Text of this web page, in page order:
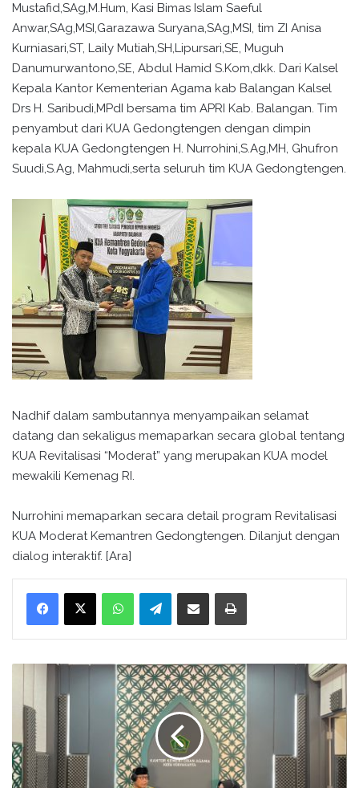
Mustafid,SAg,M.Hum, Kasi Bimas Islam Saeful
Anwar,SAg,MSI,Garazawa Suryana,SAg,MSI, tim ZI Anisa
Kurniasari,ST, Laily Mutiah,SH,Lipursari,SE, Muguh
Danumurwantono,SE, Abdul Hamid S.Kom,dkk. Dari Kalsel
Kepala Kantor Kementerian Agama kab Balangan Kalsel
Drs H. Saribudi,MPdI bersama tim APRI Kab. Balangan. Tim
penyambut dari KUA Gedongtengen dengan dimpin
kepala KUA Gedongtengen H. Nurrohini,S.Ag,MH, Ghufron
Suudi,S.Ag, Mahmudi,serta seluruh tim KUA Gedongtengen.
Nadhif dalam sambutannya menyampaikan selamat
datang dan sekaligus memaparkan secara global tentang
KUA Revitalisasi “Moderat” yang merupakan KUA model
mewakili Kemenag RI.
Nurrohini memaparkan secara detail program Revitalisasi
KUA Moderat Kemantren Gedongtengen. Dilanjut dengan
dialog interaktif. [Ara]
WhatsApp Telegram
B
i
m